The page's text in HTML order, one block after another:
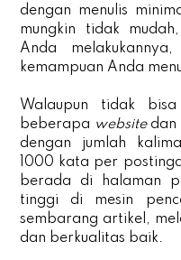
dengan menulis
mungkin tidak
Anda
kemampuan Anda
Walaupun tidak
beberapa websitedan
dengan jumlah
1000 kata per
berada di halaman
tinggi di mesin
sembarang artikel,
dan berkualitas baik.